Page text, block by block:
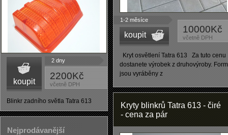
koupit
2 dny
2200Kč
včetně DPH
Blinkr zadního světla Tatra 613
Nejprodávanější
10000Kč
včetně DPH
1-2 měsíce
koupit
Kryt osvětlení Tatra 613 Za tuto cenu
dostanete výrobek z druhovýroby.
jsou vyráběny z
Kryty blinkrů Tatra 613 - čiré
- cena za pár